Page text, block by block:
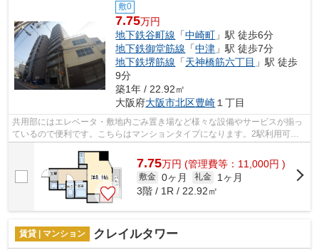
敷0
7.75万円
地下鉄谷町線 「中崎町 」駅 徒歩6分
地下鉄御堂筋線 「中津 」駅 徒歩7分
地下鉄堺筋線 「天神橋筋六丁目 」駅 徒歩
9分
築1年 / 22.92㎡
大阪府大阪市北区豊崎１丁目
共用部にはエレベータ・敷地内ごみ置き場など様々な設備やサービスが揃っ
ているので便利です。こちらはマンションタイプになります。2駅利用可能
7.75万円 (管理費等：11,000円 )
敷金 0ヶ月 礼金
1ヶ月
3階 / 1R / 22.92㎡
賃貸 | マンション クレイルタワー